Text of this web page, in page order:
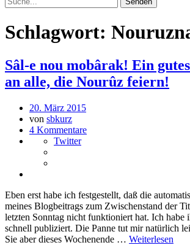
Schlagwort:
Sâl-e nou mobârak! Ein
an alle, die Nourûz feiern!
20. März 2015
von sbkurz
4 Kommentare
Twitter
Eben erst habe ich festgestellt, daß die
meines Blogbeitrags zum Zwischenstand der
letzten Sonntag nicht funktioniert hat. Ich habe
schnell publiziert. Die Panne tut mir natürlich
Sie aber dieses Wochenende … Weiterlesen